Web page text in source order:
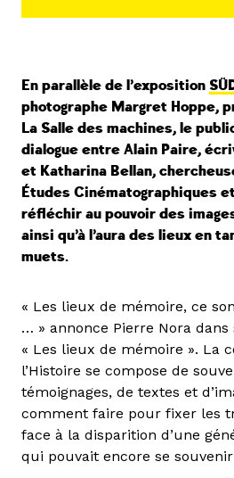
En parallèle de l’exposition
photographe Margret Hoppe,
La Salle des machines, le
dialogue entre Alain Paire,
et Katharina Bellan,
Études Cinématographiques
réfléchir au pouvoir des
ainsi qu’à l’aura des lieux en
muets.
« Les lieux de mémoire, ce
… » annonce Pierre Nora
« Les lieux de mémoire ». La
l’Histoire se compose de
témoignages, de textes et
comment faire pour fixer les
face à la disparition d’une
qui pouvait encore se